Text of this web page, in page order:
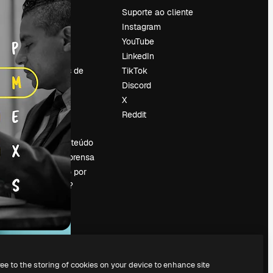
Preços
Sobre nós
Reviews
Emprego
Tendências de
pesquisa
Blog
Eventos
Slidesgo
Vender conteúdo
Sala de imprensa
Procurando por
magnific.ai?
Suporte ao cliente
Instagram
YouTube
LinkedIn
TikTok
Discord
X
Reddit
to the storing of cookies on your device to enhance site